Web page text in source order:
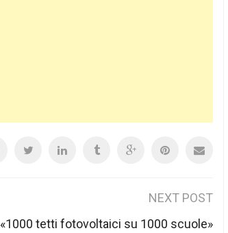
NEXT POST
«1000 tetti fotovoltaici su 1000 scuole»